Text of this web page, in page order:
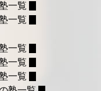
一覧
一覧
一覧
一覧
一覧